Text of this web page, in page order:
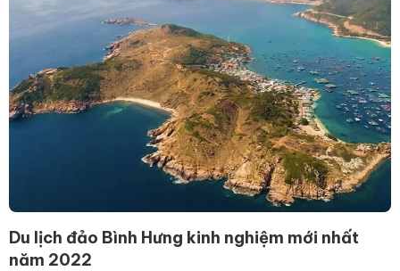
Du lịch đảo Bình Hưng kinh nghiệm mới nhất
năm 2022